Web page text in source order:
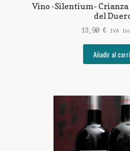
Vino -Silentium- Crianza
del
13,90 € IVA
Añadir al